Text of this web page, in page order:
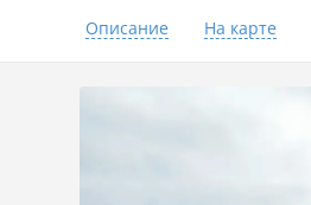
Описание На карте